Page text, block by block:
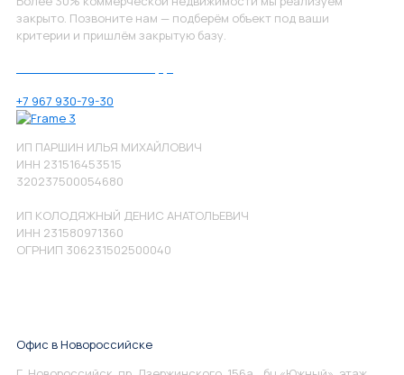
закрыто. Позвоните нам — подберём объект под ваши
критерии и пришлём закрытую базу.
+7 967 930-79-30
ИП ПАРШИН ИЛЬЯ МИХАЙЛОВИЧ
ИНН 231516453515
320237500054680
ИП КОЛОДЯЖНЫЙ ДЕНИС АНАТОЛЬЕВИЧ
ИНН 231580971360
ОГРНИП 306231502500040
Офис в Новороссийске